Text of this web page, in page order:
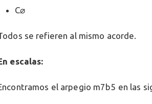
C⌀
se refieren al mismo acorde.
escalas:
el arpegio m7b5 en las